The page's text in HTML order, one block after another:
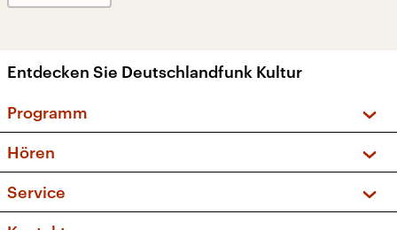
Entdecken Sie Deutschlandfunk Kultur
Programm
Sendungen und Podcasts
Musikliste
Hören
Frequenzen (UKW + DAB+)
Service
FAQ